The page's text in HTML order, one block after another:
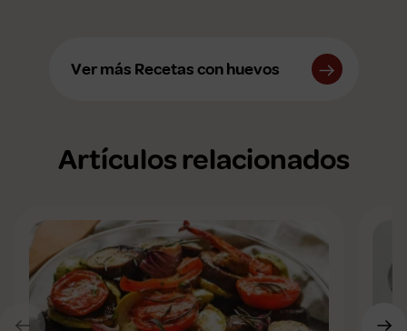
Ver más Recetas con huevos
Artículos relacionados